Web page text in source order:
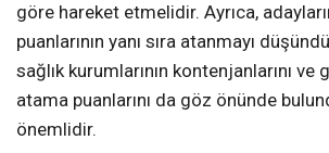
göre hareket etmelidir. Ayrıca,
puanlarının yanı sıra atanmayı
sağlık kurumlarının kontenjanlarını ve
atama puanlarını da göz önünde
önemlidir.